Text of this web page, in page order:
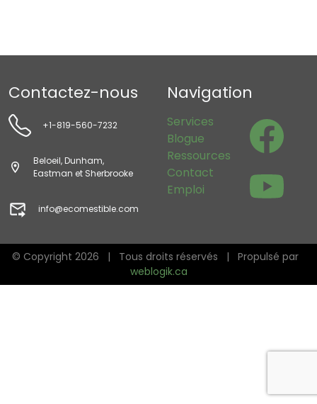
Contactez-nous
+1-819-560-7232
Beloeil, Dunham,
Eastman et Sherbrooke
info@ecomestible.com
Navigation
Services
Blogue
Ressources
Contact
Emploi
© Copyright 2026 | Tous droits réservés | Propulsé par
weblogik.ca